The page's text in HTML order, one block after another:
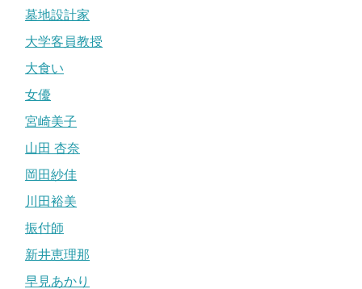
墓地設計家
大学客員教授
大食い
女優
宮崎美子
山田 杏奈
岡田紗佳
川田裕美
振付師
新井恵理那
早見あかり